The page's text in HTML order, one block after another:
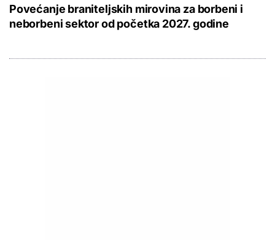
Povećanje braniteljskih mirovina za borbeni i
neborbeni sektor od početka 2027. godine